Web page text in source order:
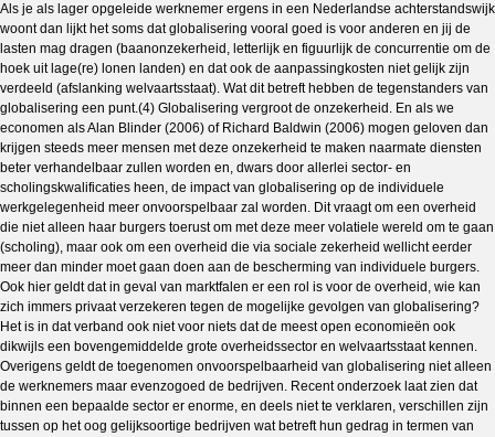
Als je als lager opgeleide werknemer ergens in een Nederlandse achterstandswijk
woont dan lijkt het soms dat globalisering vooral goed is voor anderen en jij de
lasten mag dragen (baanonzekerheid, letterlijk en figuurlijk de concurrentie om de
hoek uit lage(re) lonen landen) en dat ook de aanpassingkosten niet gelijk zijn
verdeeld (afslanking welvaartsstaat). Wat dit betreft hebben de tegenstanders van
globalisering een punt.(4) Globalisering vergroot de onzekerheid. En als we
economen als Alan Blinder (2006) of Richard Baldwin (2006) mogen geloven dan
krijgen steeds meer mensen met deze onzekerheid te maken naarmate diensten
beter verhandelbaar zullen worden en, dwars door allerlei sector- en
scholingskwalificaties heen, de impact van globalisering op de individuele
werkgelegenheid meer onvoorspelbaar zal worden. Dit vraagt om een overheid
die niet alleen haar burgers toerust om met deze meer volatiele wereld om te gaan
(scholing), maar ook om een overheid die via sociale zekerheid wellicht eerder
meer dan minder moet gaan doen aan de bescherming van individuele burgers.
Ook hier geldt dat in geval van marktfalen er een rol is voor de overheid, wie kan
zich immers privaat verzekeren tegen de mogelijke gevolgen van globalisering?
Het is in dat verband ook niet voor niets dat de meest open economieën ook
dikwijls een bovengemiddelde grote overheidssector en welvaartsstaat kennen.
Overigens geldt de toegenomen onvoorspelbaarheid van globalisering niet alleen
de werknemers maar evenzogoed de bedrijven. Recent onderzoek laat zien dat
binnen een bepaalde sector er enorme, en deels niet te verklaren, verschillen zijn
tussen op het oog gelijksoortige bedrijven wat betreft hun gedrag in termen van